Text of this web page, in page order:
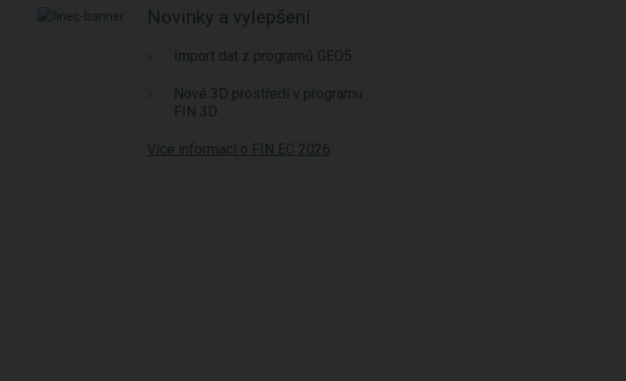
Novinky a vylepšení
Import dat z programů GEO5
Nové 3D prostředí v programu
FIN 3D
Více informací o FIN EC 2026